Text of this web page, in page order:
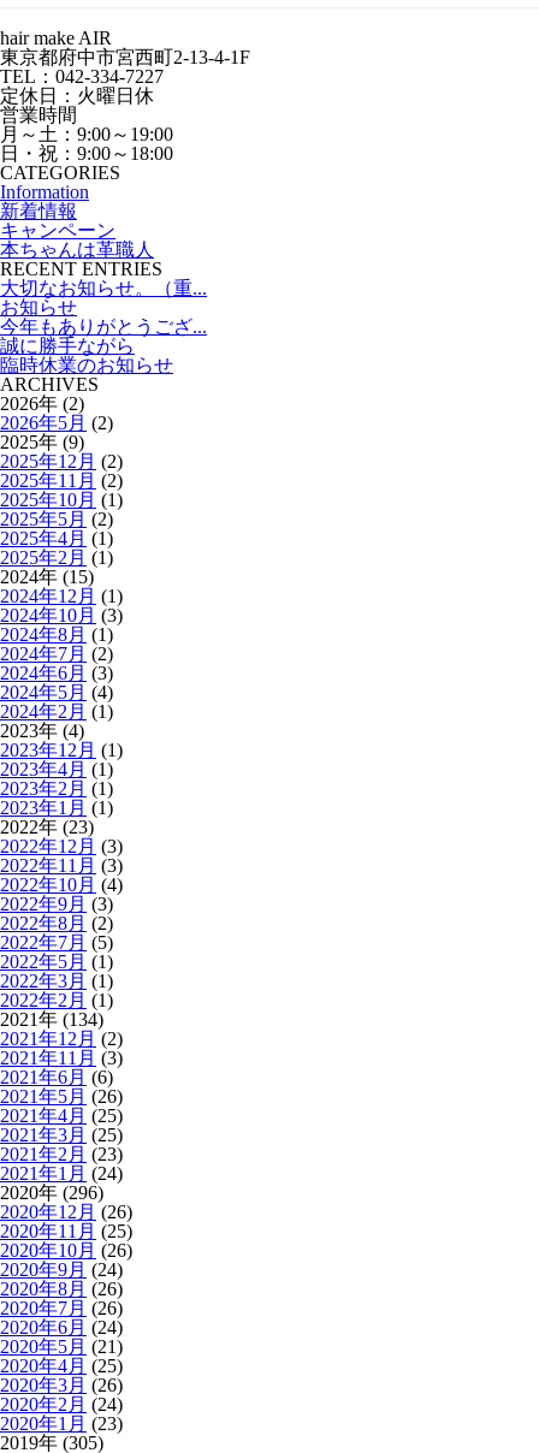
hair make AIR
東京都府中市宮西町2-13-4-1F
TEL：042-334-7227
定休日：火曜日休
営業時間
月～土：9:00～19:00
日・祝：9:00～18:00
CATEGORIES
Information
新着情報
キャンペーン
本ちゃんは革職人
RECENT ENTRIES
大切なお知らせ。（重...
お知らせ
今年もありがとうござ...
誠に勝手ながら
臨時休業のお知らせ
ARCHIVES
2026年 (2)
2026年5月 (2)
2025年 (9)
2025年12月 (2)
2025年11月 (2)
2025年10月 (1)
2025年5月 (2)
2025年4月 (1)
2025年2月 (1)
2024年 (15)
2024年12月 (1)
2024年10月 (3)
2024年8月 (1)
2024年7月 (2)
2024年6月 (3)
2024年5月 (4)
2024年2月 (1)
2023年 (4)
2023年12月 (1)
2023年4月 (1)
2023年2月 (1)
2023年1月 (1)
2022年 (23)
2022年12月 (3)
2022年11月 (3)
2022年10月 (4)
2022年9月 (3)
2022年8月 (2)
2022年7月 (5)
2022年5月 (1)
2022年3月 (1)
2022年2月 (1)
2021年 (134)
2021年12月 (2)
2021年11月 (3)
2021年6月 (6)
2021年5月 (26)
2021年4月 (25)
2021年3月 (25)
2021年2月 (23)
2021年1月 (24)
2020年 (296)
2020年12月 (26)
2020年11月 (25)
2020年10月 (26)
2020年9月 (24)
2020年8月 (26)
2020年7月 (26)
2020年6月 (24)
2020年5月 (21)
2020年4月 (25)
2020年3月 (26)
2020年2月 (24)
2020年1月 (23)
2019年 (305)